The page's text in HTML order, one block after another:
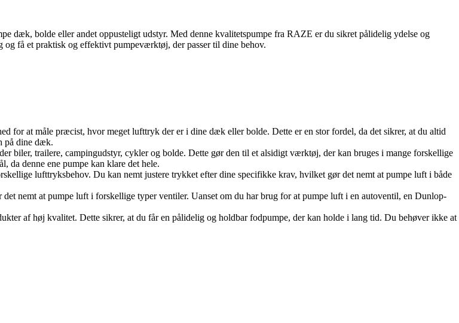
dæk, bolde eller andet oppusteligt udstyr. Med denne kvalitetspumpe fra RAZE er du sikret pålidelig ydelse og
få et praktisk og effektivt pumpeværktøj, der passer til dine behov.
for at måle præcist, hvor meget lufttryk der er i dine dæk eller bolde. Dette er en stor fordel, da det sikrer, at du altid
på dine dæk.
biler, trailere, campingudstyr, cykler og bolde. Dette gør den til et alsidigt værktøj, der kan bruges i mange forskellige
da denne ene pumpe kan klare det hele.
lufttryksbehov. Du kan nemt justere trykket efter dine specifikke krav, hvilket gør det nemt at pumpe luft i både
nemt at pumpe luft i forskellige typer ventiler. Uanset om du har brug for at pumpe luft i en autoventil, en Dunlop-
af høj kvalitet. Dette sikrer, at du får en pålidelig og holdbar fodpumpe, der kan holde i lang tid. Du behøver ikke at